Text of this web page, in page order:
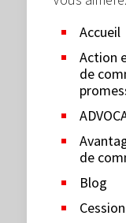
Accueil
Action
de
de
Blog